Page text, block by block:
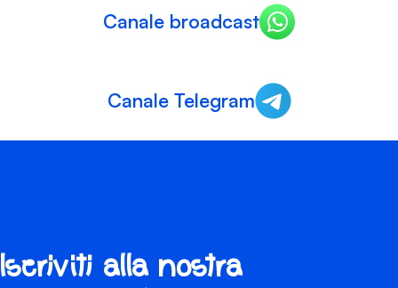
Canale broadcast
Canale Telegram
Iscriviti alla nostra